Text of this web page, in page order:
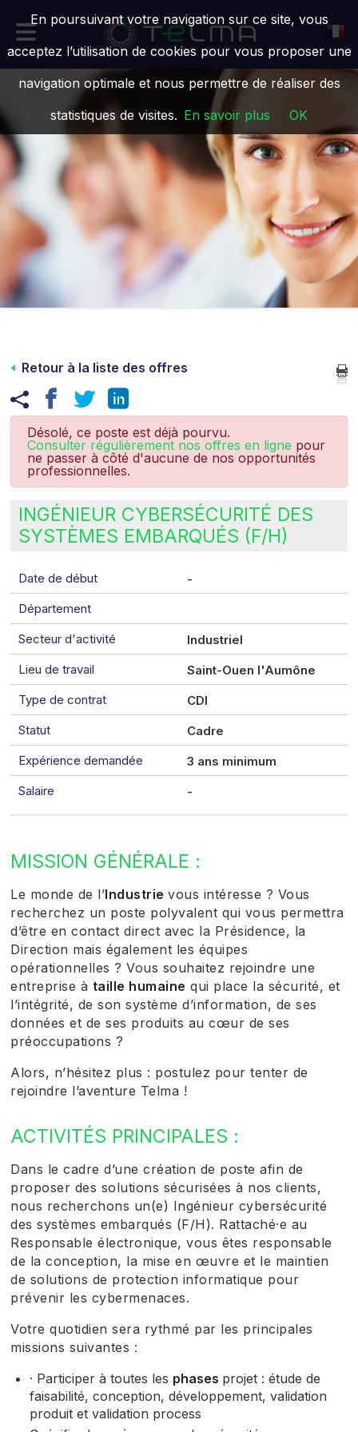
Retour à la liste des offres
Désolé, ce poste est déjà pourvu.
Consulter régulièrement nos offres en ligne pour
ne passer à côté d'aucune de nos opportunités
professionnelles.
INGÉNIEUR CYBERSÉCURITÉ DES
SYSTÈMES EMBARQUÉS (F/H)
Date de début
-
Département
Secteur d'activité
Industriel
Lieu de travail
Saint-Ouen l'Aumône
Type de contrat
CDI
Statut
Cadre
Expérience demandée
3 ans minimum
Salaire
-
MISSION GÉNÉRALE :
Le monde de l’Industrievous intéresse ? Vous
recherchez un poste polyvalent qui vous permettra
d’être en contact direct avec la Présidence, la
Direction mais également les équipes
opérationnelles ? Vous souhaitez rejoindre une
entreprise à taille humaine qui place la sécurité, et
l’intégrité, de son système d’information, de ses
données et de ses produits au cœur de ses
préoccupations ?
Alors, n’hésitez plus : postulez pour tenter de
rejoindre l’aventure Telma !
ACTIVITÉS PRINCIPALES :
Dans le cadre d’une création de poste afin de
proposer des solutions sécurisées à nos clients,
nous recherchons un(e) Ingénieur cybersécurité
des systèmes embarqués (F/H). Rattaché·e au
Responsable électronique, vous êtes responsable
de la conception, la mise en œuvre et le maintien
de solutions de protection informatique pour
prévenir les cybermenaces.
Votre quotidien sera rythmé par les principales
missions suivantes :
· Participer à toutes les phases projet : étude de
faisabilité, conception, développement, validation
produit et validation process
En poursuivant votre navigation sur ce site, vous
acceptez l’utilisation de cookies pour vous proposer une
navigation optimale et nous permettre de réaliser des
statistiques de visites. En savoir plus OK